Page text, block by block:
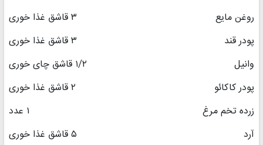
روغن مایع
۳ قاشق غذا خوری
پودر قند
۳ قاشق غذا خوری
وانیل
۱/۲ قاشق چای خوری
پودر کاکائو
۲ قاشق غذا خوری
زرده تخم مرغ
۱ عدد
آرد
۵ قاشق غذا خوری